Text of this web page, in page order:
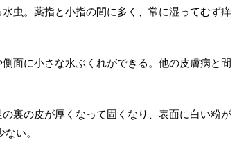
虫。薬指と小指の間に多く、常に湿ってむず痒
面に小さな水ぶくれができる。他の皮膚病と間
裏の皮が厚くなって固くなり、表面に白い粉が
い。